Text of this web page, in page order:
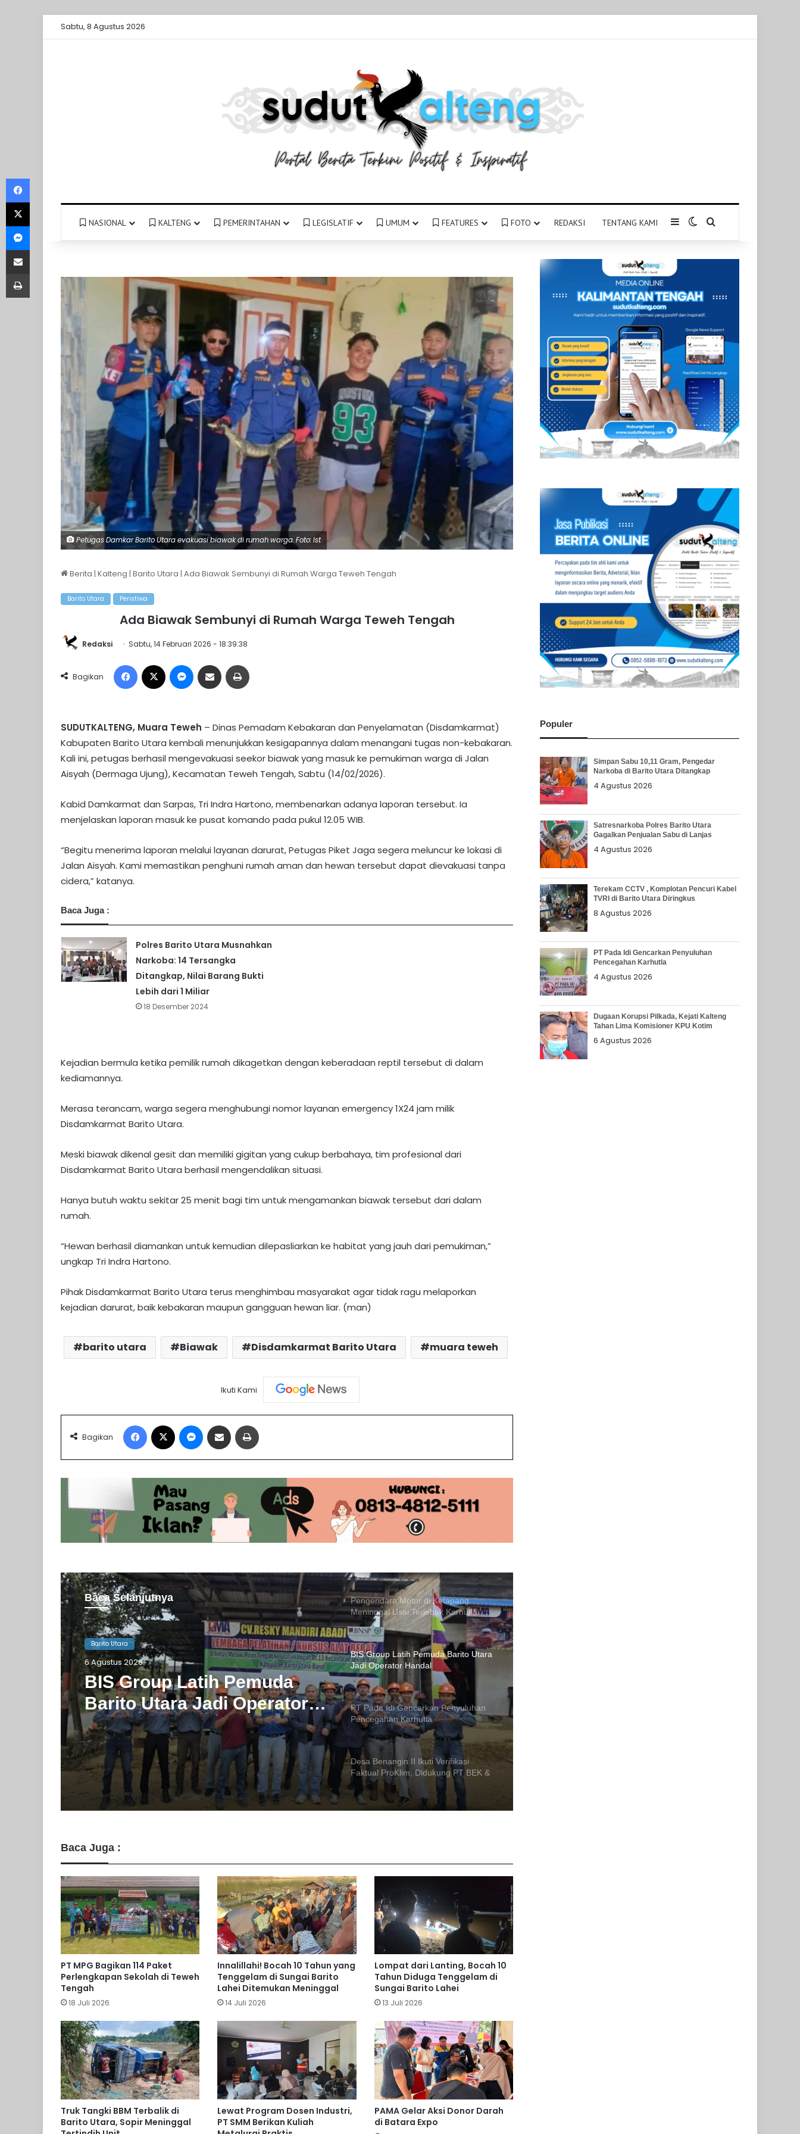
Sabtu, 8 Agustus 2026
NASIONAL KALTENG PEMERINTAHAN LEGISLATIF UMUM FEATURES FOTO REDAKSI TENTANG KAMI SidebarSwitch skin
Pencarian untuk
Petugas Damkar Barito Utara evakuasi biawak di rumah warga. Foto: Ist
Berita | Kalteng | Barito Utara | Ada Biawak Sembunyi di Rumah Warga Teweh Tengah
Barito Utara Peristiwa
Ada Biawak Sembunyi di Rumah Warga Teweh Tengah
Redaksi Sabtu, 14 Februari 2026 - 18:39:38
Bagikan
Facebook Messenger
Share via Email
SUDUTKALTENG, Muara Teweh – Dinas Pemadam Kebakaran dan Penyelamatan (Disdamkarmat)
Kabupaten Barito Utara kembali menunjukkan kesigapannya dalam menangani tugas non-kebakaran.
Kali ini, petugas berhasil mengevakuasi seekor biawak yang masuk ke pemukiman warga di Jalan
Aisyah (Dermaga Ujung), Kecamatan Teweh Tengah, Sabtu (14/02/2026).
Kabid Damkarmat dan Sarpas, Tri Indra Hartono, membenarkan adanya laporan tersebut. Ia
menjelaskan laporan masuk ke pusat komando pada pukul 12.05 WIB.
“Begitu menerima laporan melalui layanan darurat, Petugas Piket Jaga segera meluncur ke lokasi di
Jalan Aisyah. Kami memastikan penghuni rumah aman dan hewan tersebut dapat dievakuasi tanpa
cidera,” katanya.
Baca Juga :
Polres Barito Utara Musnahkan
Narkoba: 14 Tersangka
Ditangkap, Nilai Barang Bukti
Lebih dari 1 Miliar
18 Desember 2024
Kejadian bermula ketika pemilik rumah dikagetkan dengan keberadaan reptil tersebut di dalam
kediamannya.
Merasa terancam, warga segera menghubungi nomor layanan emergency 1X24 jam milik
Disdamkarmat Barito Utara.
Meski biawak dikenal gesit dan memiliki gigitan yang cukup berbahaya, tim profesional dari
Disdamkarmat Barito Utara berhasil mengendalikan situasi.
Hanya butuh waktu sekitar 25 menit bagi tim untuk mengamankan biawak tersebut dari dalam
rumah.
“Hewan berhasil diamankan untuk kemudian dilepasliarkan ke habitat yang jauh dari pemukiman,”
ungkap Tri Indra Hartono.
Pihak Disdamkarmat Barito Utara terus menghimbau masyarakat agar tidak ragu melaporkan
kejadian darurat, baik kebakaran maupun gangguan hewan liar. (man)
barito utara Biawak Disdamkarmat Barito Utara muara teweh
Ikuti Kami
Bagikan
Facebook Messenger
Share via Email
Baca Selanjutnya
Barito Utara
6 Agustus 2026
BIS Group Latih Pemuda
Barito Utara Jadi Operator
Handal
Barito Utara
4 Agustus 2026
PT Pada Idi Gencarkan
Penyuluhan Pencegahan
Karhutla
Hidroponik Farm Tembus 10 Besar
UMKM Terbaik Astra
Gratis di Desa Karamuan
Polres Barito Utara PTDH Dua
Personelnya Karena Desersi
BIS Group Latih Pemuda Barito Utara
Jadi Operator Handal
PT Pada Idi Gencarkan Penyuluhan
Pencegahan Karhutla
Desa Benangin II Ikuti Verifikasi
Faktual ProKlim, Didukung PT BEK &
PT PAMA
PT SMM Buka Wawasan Industri
Pertambangan Mahasiswa Muara
Teweh
Gratis di Desa Karamuan
Gegara Saling Tuduh Curi Sepeda,
Kasus Bullying Anak di Barito Utara
Berakhir di Polisi
Balita 3 Tahun di Montallat Ditemukan
MD Usai Ditinggal Ayah Cari Ikan
Polres Barito Utara PTDH Dua
Personelnya Karena Desersi
Pengendara Motor di Ketapang
Meninggal Usai Terjebak Karhutla
Baca Juga :
PT MPG Bagikan 114 Paket
Perlengkapan Sekolah di Teweh
Tengah
18 Juli 2026
Innalillahi! Bocah 10 Tahun yang
Tenggelam di Sungai Barito
Lahei Ditemukan Meninggal
14 Juli 2026
Lompat dari Lanting, Bocah 10
Tahun Diduga Tenggelam di
Sungai Barito Lahei
13 Juli 2026
Truk Tangki BBM Terbalik di
Barito Utara, Sopir Meninggal
Lewat Program Dosen Industri,
PT SMM Berikan Kuliah
PAMA Gelar Aksi Donor Darah
di Batara Expo
Populer
Simpan Sabu 10,11 Gram, Pengedar
Narkoba di Barito Utara Ditangkap
4 Agustus 2026
Satresnarkoba Polres Barito Utara
Gagalkan Penjualan Sabu di Lanjas
4 Agustus 2026
Terekam CCTV , Komplotan Pencuri Kabel
TVRI di Barito Utara Diringkus
8 Agustus 2026
PT Pada Idi Gencarkan Penyuluhan
Pencegahan Karhutla
4 Agustus 2026
Dugaan Korupsi Pilkada, Kejati Kalteng
Tahan Lima Komisioner KPU Kotim
6 Agustus 2026
Facebook
X
Messenger
Share via Email